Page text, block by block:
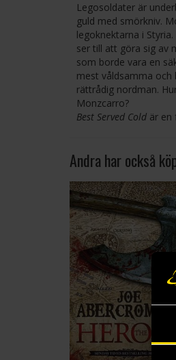
Legosoldater är
guld med smörkniv.
legoknektarna i
ser till att göra sig av
som borde vara en
mest våldsamma
rättrådig nordman.
Monzcarro?
Best Served Cold är en
Andra har också